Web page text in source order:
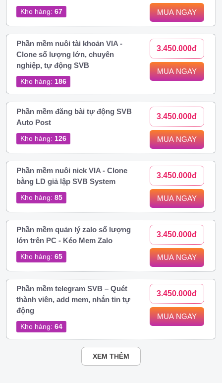
Kho hàng: 67 MUA NGAY
Phần mềm nuôi tài khoản VIA -
Clone số lượng lớn, chuyên
nghiệp, tự động SVB
Kho hàng: 186
3.450.000đ
MUA NGAY
Phần mềm đăng bài tự động SVB
Auto Post
Kho hàng: 126
3.450.000đ
MUA NGAY
Phần mềm nuôi nick VIA - Clone
bằng LD giả lập SVB System
Kho hàng: 85
3.450.000đ
MUA NGAY
Phần mềm quản lý zalo số lượng
lớn trên PC - Kéo Mem Zalo
Kho hàng: 65
3.450.000đ
MUA NGAY
Phần mềm telegram SVB – Quét
thành viên, add mem, nhắn tin tự
động
Kho hàng: 64
3.450.000đ
MUA NGAY
XEM THÊM